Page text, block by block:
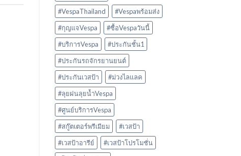
#VespaThailand
#Vespaพร้อมส่ง
#กุญแจVespa
#ซื้อVespaวันนี้
#บริการVespa
#ประกันชั้น1
#ประกันรถจักรยานยนต์
#ประกันเวสป้า
#ม่วงไลแลค
#ลุยฝนลุยน้ำVespa
#ศูนย์บริการVespa
#สกู๊ตเตอร์พรีเมียม
#เวสป้า
#เวสป้าอารีย์
#เวสป้าโปรโมชั่น